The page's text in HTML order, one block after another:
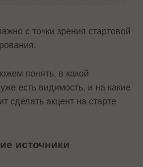
с точки зрения стартовой
понять, в какой
есть видимость, и на какие
сделать акцент на старте
источники